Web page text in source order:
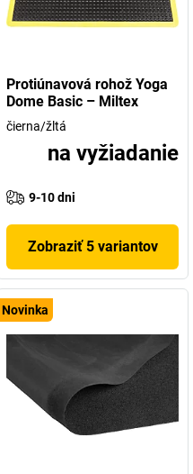
Protiúnavová rohož Yoga
Dome Basic – Miltex
čierna/žltá
na vyžiadanie
9-10 dni
Zobraziť 5 variantov
Novinka